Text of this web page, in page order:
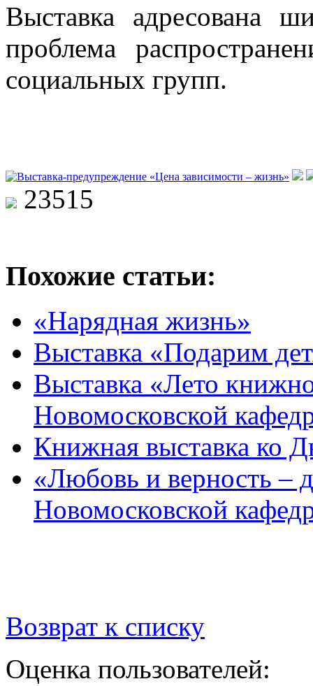
Выставка адресована
проблема
социальных групп.
23515
Похожие статьи:
«Нарядная жизнь»
Выставка «Подарим
Выставка «Лето
Новомосковской
Книжная выставка ко
«Любовь и верность –
Новомосковской
Возврат к списку
Оценка пользователей: